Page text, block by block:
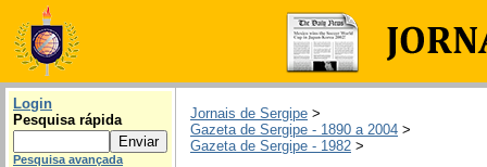
Login
Pesquisa rápida
Pesquisa avançada
Jornais de Sergipe >
Gazeta de Sergipe - 1890 a 2004 >
Gazeta de Sergipe - 1982 >